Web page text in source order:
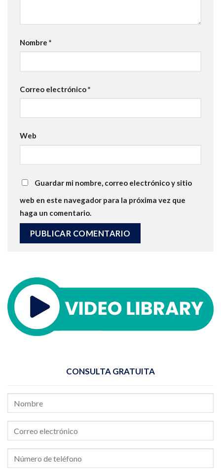
Nombre *
Correo electrónico*
Web
Guardar mi nombre, correo electrónico y sitio
web en este navegador para la próxima vez que
haga un comentario.
CONSULTA GRATUITA